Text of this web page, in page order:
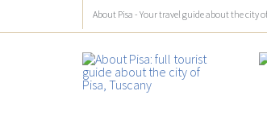
About Pisa - Your travel guide about the city